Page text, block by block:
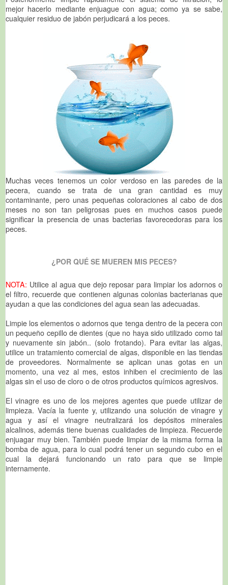
mejor hacerlo mediante enjuague con agua; como ya se sabe,
cualquier residuo de jabón perjudicará a los peces.
Muchas veces tenemos un color verdoso en las paredes de la
pecera, cuando se trata de una gran cantidad es muy
contaminante, pero unas pequeñas coloraciones al cabo de dos
meses no son tan peligrosas pues en muchos casos puede
significar la presencia de unas bacterias favorecedoras para los
peces.
¿POR QUÉ SE MUEREN MIS PECES?
NOTA: Utilice al agua que dejo reposar para limpiar los adornos o
el filtro, recuerde que contienen algunas colonias bacterianas que
ayudan a que las condiciones del agua sean las adecuadas.
Limpie los elementos o adornos que tenga dentro de la pecera con
un pequeño cepillo de dientes (que no haya sido utilizado como tal
y nuevamente sin jabón.. (solo frotando). Para evitar las algas,
utilice un tratamiento comercial de algas, disponible en las tiendas
de proveedores. Normalmente se aplican unas gotas en un
momento, una vez al mes, estos inhiben el crecimiento de las
algas sin el uso de cloro o de otros productos químicos agresivos.
El vinagre es uno de los mejores agentes que puede utilizar de
limpieza. Vacía la fuente y, utilizando una solución de vinagre y
agua y así el vinagre neutralizará los depósitos minerales
alcalinos, además tiene buenas cualidades de limpieza. Recuerde
enjuagar muy bien. También puede limpiar de la misma forma la
bomba de agua, para lo cual podrá tener un segundo cubo en el
cual la dejará funcionando un rato para que se limpie
internamente.